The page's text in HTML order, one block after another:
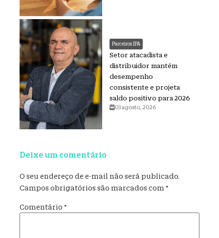
Parceiros IPA
Setor atacadista e
distribuidor mantém
desempenho
consistente e projeta
saldo positivo para 2026
03 agosto, 2026
Deixe um comentário
O seu endereço de e-mail não será publicado.
Campos obrigatórios são marcados com *
Comentário *